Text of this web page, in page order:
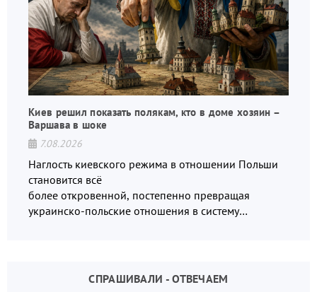
Киев решил показать полякам, кто в доме хозяин –
Варшава в шоке
7.08.2026
Наглость киевского режима в отношении Польши
становится всё
более откровенной, постепенно превращая
украинско-польские отношения в систему
СПРАШИВАЛИ - ОТВЕЧАЕМ